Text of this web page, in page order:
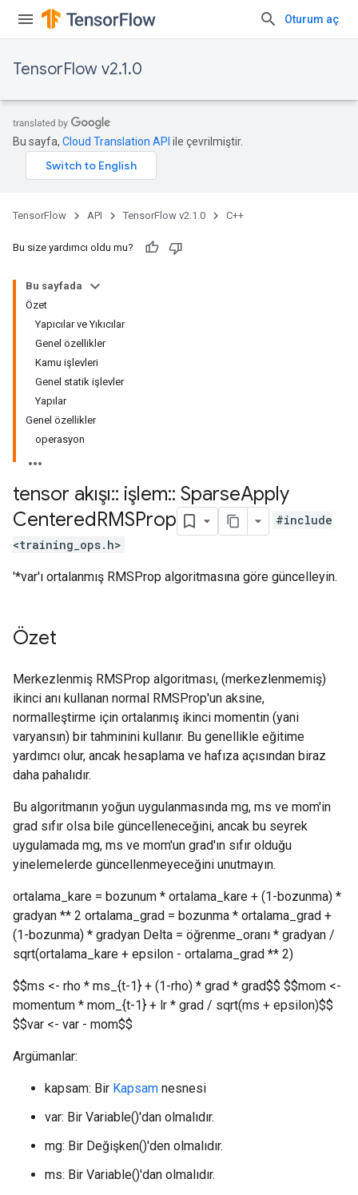
Oturum aç
TensorFlow v2.1.0
Bu sayfa, Cloud Translation API ile çevrilmiştir.
TensorFlow API TensorFlow v2.1.0 C++
Bu size yardımcı oldu mu?
Bu sayfada
Özet
Yapıcılar ve Yıkıcılar
Genel özellikler
Kamu işlevleri
Genel statik işlevler
Yapılar
Genel özellikler
operasyon
tensor akışı:: işlem:: SparseApply
CenteredRMSProp
#include
<training_ops.h>
'*var'ı ortalanmış RMSProp algoritmasına göre güncelleyin.
Özet
Merkezlenmiş RMSProp algoritması, (merkezlenmemiş)
ikinci anı kullanan normal RMSProp'un aksine,
normalleştirme için ortalanmış ikinci momentin (yani
varyansın) bir tahminini kullanır. Bu genellikle eğitime
yardımcı olur, ancak hesaplama ve hafıza açısından biraz
daha pahalıdır.
Bu algoritmanın yoğun uygulanmasında mg, ms ve mom'in
grad sıfır olsa bile güncelleneceğini, ancak bu seyrek
uygulamada mg, ms ve mom'un grad'ın sıfır olduğu
yinelemelerde güncellenmeyeceğini unutmayın.
ortalama_kare = bozunum * ortalama_kare + (1-bozunma) *
gradyan ** 2 ortalama_grad = bozunma * ortalama_grad +
(1-bozunma) * gradyan Delta = öğrenme_oranı * gradyan /
sqrt(ortalama_kare + epsilon - ortalama_grad ** 2)
$$ms <- rho * ms_{t-1} + (1-rho) * grad * grad$$ $$mom <-
momentum * mom_{t-1} + lr * grad / sqrt(ms + epsilon)$$
$$var <- var - mom$$
Argümanlar:
kapsam: Bir Kapsam nesnesi
var: Bir Variable()'dan olmalıdır.
mg: Bir Değişken()'den olmalıdır.
ms: Bir Variable()'dan olmalıdır.